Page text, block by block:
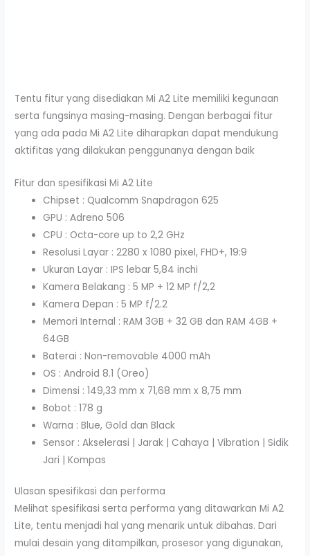
Tentu fitur yang disediakan Mi A2 Lite memiliki kegunaan
serta fungsinya masing-masing. Dengan berbagai fitur
yang ada pada Mi A2 Lite diharapkan dapat mendukung
aktifitas yang dilakukan penggunanya dengan baik
Fitur dan spesifikasi Mi A2 Lite
Chipset : Qualcomm Snapdragon 625
GPU : Adreno 506
CPU : Octa-core up to 2,2 GHz
Resolusi Layar : 2280 x 1080 pixel, FHD+, 19:9
Ukuran Layar : IPS lebar 5,84 inchi
Kamera Belakang : 5 MP + 12 MP f/2,2
Kamera Depan : 5 MP f/2.2
Memori Internal : RAM 3GB + 32 GB dan RAM 4GB +
64GB
Baterai : Non-removable 4000 mAh
OS : Android 8.1 (Oreo)
Dimensi : 149,33 mm x 71,68 mm x 8,75 mm
Bobot : 178 g
Warna : Blue, Gold dan Black
Sensor : Akselerasi | Jarak | Cahaya | Vibration | Sidik
Jari | Kompas
Ulasan spesifikasi dan performa
Melihat spesifikasi serta performa yang ditawarkan Mi A2
Lite, tentu menjadi hal yang menarik untuk dibahas. Dari
mulai desain yang ditampilkan, prosesor yang digunakan,